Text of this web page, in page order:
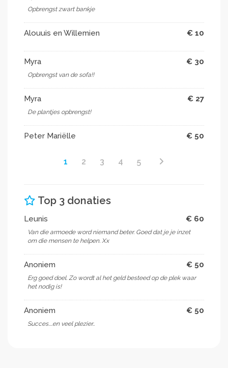
Opbrengst zwart bankje
Alouuis en Willemien € 10
Myra € 30
Opbrengst van de sofa!!
Myra € 27
De plantjes opbrengst!
Peter Mariëlle € 50
1 2 3 4 5
Top 3 donaties
Leunis € 60
Van die armoede word niemand beter. Goed dat je je inzet
om die mensen te helpen. Xx
Anoniem € 50
Erg goed doel. Zo wordt al het geld besteed op de plek waar
het nodig is!
Anoniem € 50
Succes....en veel plezier..